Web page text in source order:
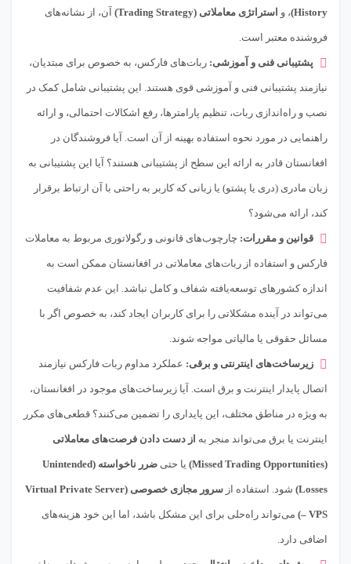
History) ، و استراتژی معاملاتی (Trading Strategy) آن، از نشانه‌های
فروشنده معتبر است.
پشتیبانی فنی و آموزشی: ربات‌های فارکس، به خصوص برای مبتدیان،
نیازمند پشتیبانی فنی و آموزشی قوی هستند. این پشتیبانی شامل کمک در
نصب و راه‌اندازی ربات، تنظیم پارامترها، رفع اشکالات احتمالی، و ارائه
راهنمایی در مورد نحوه استفاده بهینه از آن است. آیا فروشندگان در
افغانستان قادر به ارائه این سطح از پشتیبانی هستند؟ آیا این پشتیبانی به
زبان مادری (دری یا پشتو) یا زبانی که کاربر به راحتی با آن ارتباط برقرار
کند، ارائه می‌شود؟
قوانین و مقررات: چارچوب‌های قانونی و رگولاتوری مربوط به معاملات
فارکس و استفاده از ربات‌های معاملاتی در افغانستان ممکن است به
اندازه کشورهای توسعه‌یافته شفاف و کامل نباشد. این عدم شفافیت
می‌تواند در آینده مشکلاتی را برای کاربران ایجاد کند، به خصوص اگر با
مسائل حقوقی یا مالیاتی مواجه شوند.
زیرساخت‌های اینترنتی و برقی: عملکرد مداوم ربات فارکس نیازمند
اتصال پایدار اینترنت و برق است. آیا زیرساخت‌های موجود در افغانستان،
به ویژه در مناطق مختلف، این پایداری را تضمین می‌کنند؟ قطعی‌های مکرر
اینترنت یا برق می‌تواند منجر به از دست دادن فرصت‌های معاملاتی
(Missed Trading Opportunities) یا حتی ضرر ناخواسته (Unintended
Losses) شود. استفاده از سرور مجازی خصوصی (Virtual Private Server
– VPS) می‌تواند راه‌حلی برای این مشکل باشد، اما این خود هزینه‌های
اضافی دارد.